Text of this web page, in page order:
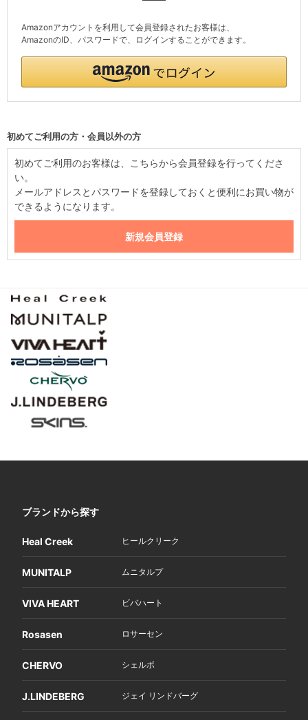
Amazonアカウントを利用して会員登録されたお客様は、
AmazonのID、パスワードで、ログインすることができます。
初めてご利用の方・会員以外の方
初めてご利用のお客様は、こちらから会員登録を行ってくださ
い。
メールアドレスとパスワードを登録しておくと便利にお買い物が
できるようになります。
ブランドから探す
Heal Creek ヒールクリーク
MUNITALP ムニタルプ
VIVA HEART ビバハート
Rosasen ロサーセン
CHERVO シェルボ
J.LINDEBERG ジェイ リンドバーグ